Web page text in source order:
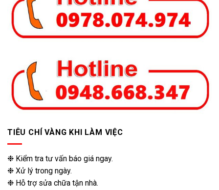
TIÊU CHÍ VÀNG KHI LÀM VIỆC
❉ Kiểm tra tư vấn báo giá ngay.
❉ Xử lý trong ngày.
❉ Hỗ trợ sửa chữa tận nhà.